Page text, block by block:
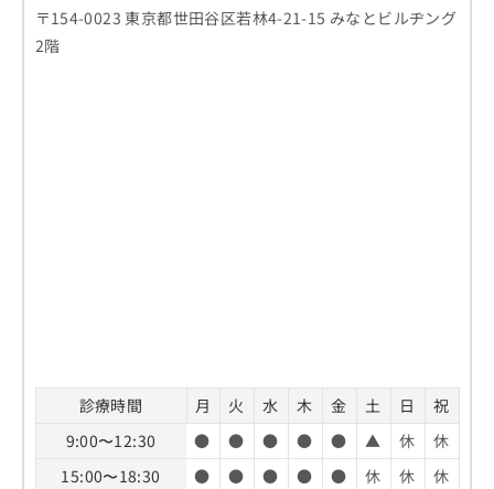
〒154-0023 東京都世田谷区若林4-21-15 みなとビルヂング
2階
診療時間 月 火 水 木 金 土 日
祝
9:00〜12:30
● ● ● ● ● ▲ 休
休
15:00〜18:30
● ● ● ● ● 休 休
休